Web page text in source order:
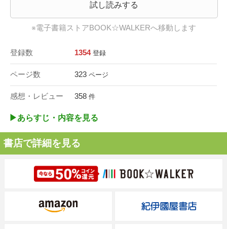
試し読みする
※電子書籍ストアBOOK☆WALKERへ移動します
登録数 1354 登録
ページ数 323 ページ
感想・レビュー 358 件
▶︎あらすじ・内容を見る
書店で詳細を見る